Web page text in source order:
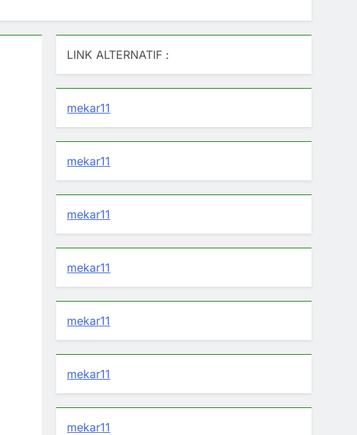
LINK ALTERNATIF :
mekar11
mekar11
mekar11
mekar11
mekar11
mekar11
mekar11